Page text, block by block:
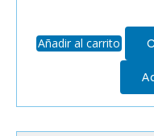
Añadir al carrito